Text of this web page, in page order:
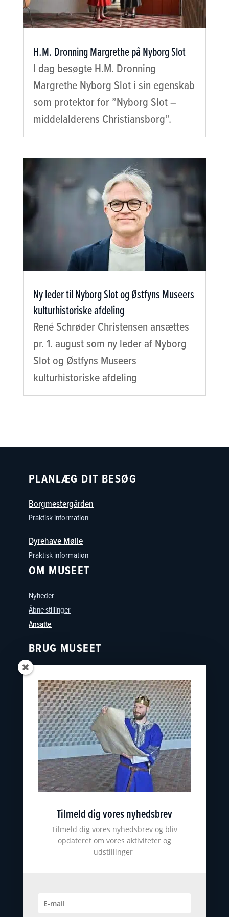
H.M. Dronning Margrethe på Nyborg Slot
I dag besøgte H.M. Dronning
Margrethe Nyborg Slot i sin egenskab
som protektor for ”Nyborg Slot –
middelalderens Christiansborg”.
Ny leder til Nyborg Slot og Østfyns Museers
kulturhistoriske afdeling
René Schrøder Christensen ansættes
pr. 1. august som ny leder af Nyborg
Slot og Østfyns Museers
kulturhistoriske afdeling
PLANLÆG DIT BESØG
Borgmestergården
Praktisk information
Dyrehave Mølle
Praktisk information
OM MUSEET
Nyheder
Åbne stillinger
Ansatte
BRUG MUSEET
Oplevelser
Skoler
Østfyns Museer
Nyborg Museumsforening
KONTAKT
nyborgslot@ostfynsmuseer.dk
+45 65 31 02 07
Slotsgade 34
CVR: 18101513
ØSTFYNS MUSEER
Johannes Larsen Museet
Kerteminde byhistoriske arkiv
Tilmeld dig vores nyhedsbrev
Tilmeld dig vores nyhedsbrev og bliv
opdateret om vores aktiviteter og
udstillinger